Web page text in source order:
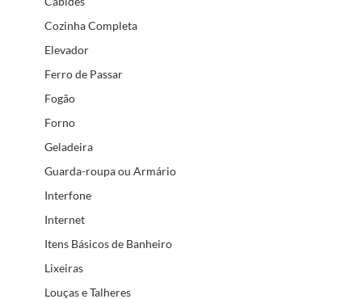
Cozinha Completa
Elevador
Ferro de Passar
Fogão
Forno
Geladeira
Guarda-roupa ou Armário
Interfone
Internet
Itens Básicos de Banheiro
Lixeiras
Louças e Talheres